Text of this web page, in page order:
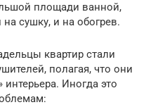
площади ванной,
сушку, и на обогрев.
квартир стали
полагая, что они
Иногда это